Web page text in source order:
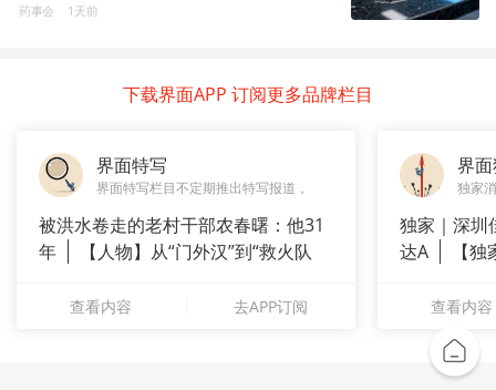
药事会 1天前
下载界面APP 订阅更多品牌栏目
界面特写
界面特写栏目不定期推出特写报道，
被洪水卷走的老村干部农春曙：他31
年
【人物】从“门外汉”到“救火队
查看内容 去APP订阅
界
独家
独家｜深圳
达A
【
查看内容